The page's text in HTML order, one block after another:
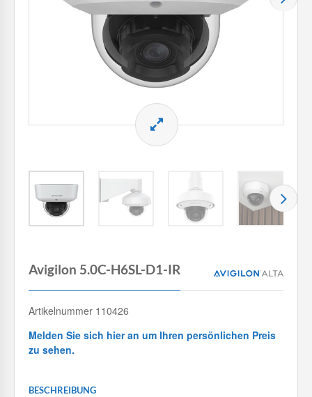
Avigilon 5.0C-H6SL-D1-IR
Artikelnummer 110426
Melden Sie sich hier an um Ihren persönlichen Preis
zu sehen.
BESCHREIBUNG